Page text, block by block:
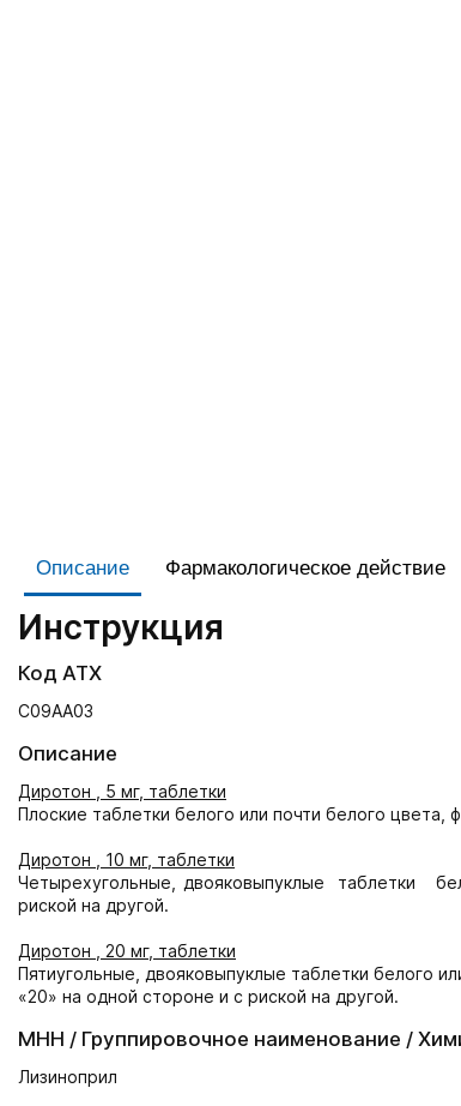
Описание Фармакологическое действие
Инструкция
Код АТХ
C09AA03
Описание
Диротон , 5 мг, таблетки
Плоские таблетки белого или почти белого
Диротон , 10 мг, таблетки
Четырехугольные, двояковыпуклые таблетки
риской на другой.
Диротон , 20 мг, таблетки
Пятиугольные, двояковыпуклые таблетки белого
«20» на одной стороне и с риской на другой.
МНН / Группировочное наименование /
Лизиноприл